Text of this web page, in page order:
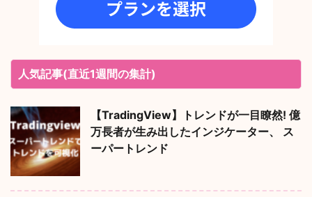
人気記事(直近1週間の集計)
【TradingView】トレンドが一目瞭然! 億
万長者が生み出したインジケーター、 ス
ーパートレンド